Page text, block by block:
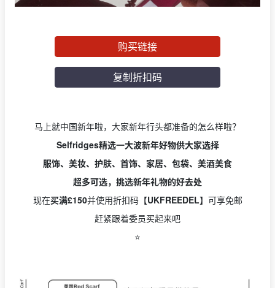
购买链接
复制折扣码
马上就中国新年啦，大家新年行头都准备的怎么样啦？
Selfridges精选一大波新年好物供大家选择
服饰、美妆、护肤、首饰、家居、包袋、美酒美食
超多可选，挑选新年礼物的好去处
现在买满£150并使用折扣码【UKFREEDEL】可享免邮
赶紧跟着委员买起来吧
⭐️